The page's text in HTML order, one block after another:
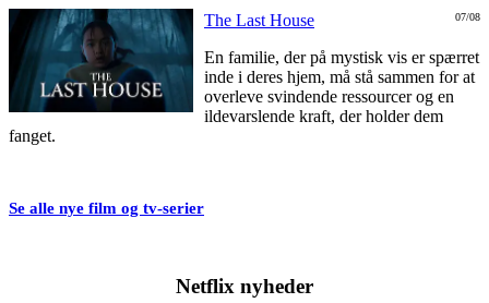
07/08
The Last House
En familie, der på mystisk vis er spærret
inde i deres hjem, må stå sammen for at
overleve svindende ressourcer og en
ildevarslende kraft, der holder dem
fanget.
Se alle nye film og tv-serier
Netflix nyheder